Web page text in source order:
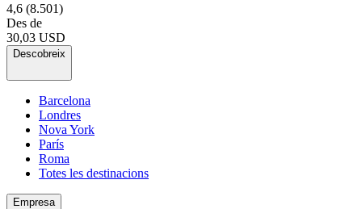
4,6 (8.501)
Des de
30,03 USD
Descobreix
Barcelona
Londres
Nova York
París
Roma
Totes les destinacions
Empresa